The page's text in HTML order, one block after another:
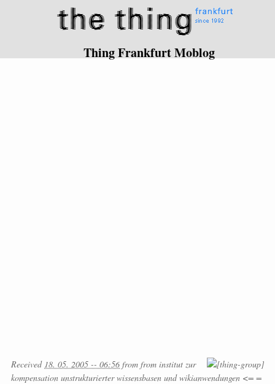
Thing Frankfurt Moblog
Received 18. 05. 2005 -- 06:56 from from institut zur
kompensation unstrukturierter wissensbasen und wikianwendungen <= =